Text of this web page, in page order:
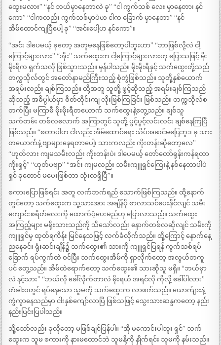
ထွေးမလား” “နင် ဘယ်မှာနေတာလဲ ခု” “ငါ ကွက်သစ် လေး မှာနေတာ၊ နင်
ကော” “ငါကလည်း ကွက်သစ်မှာပဲဟ ငါက ခြောက် မှာနေတာ” “နင်
အိမ်ထောင်ကျပြီပေါ့ ခု” “အင်းပေါ့ဟ နင်ကော”။
“အင်း ဒါပေမယ့် ခုတော့ အတူမနေဖြစ်တော့ပါဘူးဟာ” “ဘာဖြစ်လို့လဲ ငါ့
ကြောင့်များလား” “အိုး” သက်ထွေးက ငါ့ကြောင့်များလားဟု ပြောသဖြင့် မိုး
မိုးရီက ရှက်သလို ဖြစ်သွားသည်။ မှန်ပါသည်။ မိုးမိုးရီနှင့် သက်ထွေးတို့သည်
တက္ကသိုလ်တွင် အတော်နာမည်ကြီးသည့် စုံတွဲဖြစ်သည်။ သူတို့နှစ်ယောက်
အရမ်းလည်း ချစ်ကြသည်။ ထို့အတူ သူတို့ ဖွင့်ဆိုသည့် အရမ်းချစ်ကြသည်
ဆိုသည့် အဓိပ္ပါယ်မှာ စိတ်တိုင်းကျ လိုးဖြစ်ကြခြင်း ဖြစ်သည်။ တက္ကသိုလ်စ
တက်ပြီး မကြာမီ မိုးမိုးရီတယောက် သက်ထွေးနဲ့တွေ့သည်။ ချစ်သူ
သက်တမ်း တစ်လလောက် အကြာတွင် သူတို့ ပွင့်ပွင့်လင်းလင်း ချစ်နေကြပြီ
ဖြစ်သည်။ “စတာပါဟ ငါလည်း အိမ်ထောင်ရေး သိပ်အဆင်မပြေဘူး၊ ခု သား
တယောက်နဲ့ ဗျာများနေရတာပေါ့၊ သားကလည်း ကိုးတန်းဆိုတော့လေ”
“ဟုတ်လား ကျမသမီးလည်း ကိုးတန်းပဲ၊ ဒါပေမယ့် တော်တော်ရုန်းကန်ရတာ
ကိုးရှင့်” “ဟုတ်ပဗျာ” “အင်း ကျမလည်း သမီးကျူရှင်ကြေးနဲ့ နစ်နေတာပါပဲ
ရှင် ခုတောင် မပေးဖြစ်တာ သုံးလရှိပြီ”။
စကားပြောဖြစ်ရင်း အတူ လက်ဘက်ရည် သောက်ဖြစ်ကြသည်။ ထို့နောက်
တွင်တော့ သက်ထွေးက သူ့သားအား အချိန်ပို စာလာသင်ပေးနိုင်လျင် သမီး
ကျောင်းစရိတ်လေးကို ထောက်ပံ့ပေးမည်ဟု ပြောလာသည်။ သက်ထွေး
အကြည့်များ မရိုးသားသည်ကို သိသော်လည်း နောက်တစ်လဆိုလျင် သမီးကို
ကျူရှင်မှ ထုတ်ရကိန်း မြင်နေသဖြင့် လက်ခံလိုက်သည်။ ထို့ကြောင့် နောက်နေ့
ညနေခင်း ရုံးဆင်းချိန်၌ သက်ထွေး၏ သားကို ကျူရှင်ပြရန် ကွက်သစ်ရပ်
ခြောက် ရပ်ကွက်ထဲ ဝင်ပြီး သက်ထွေးအိမ်ကို ရှာလိုက်တော့ အလွယ်တကူ
ပင် တွေ့သည်။ အိမ်ထဲရောက်တော့ သက်ထွေး၏ သားဆိုသူ မရှိ။ “ဘယ်မှာ
လဲ နင့်သား” “ဘယ်လို ခေါ်လိုက်တာလဲ မိုးရယ် အရင်လို ကိုလို့ ခေါ်ပါလား”
တံခါးဝတွင် ရပ်နေသော သူမကို သက်ထွေးက လာဖက်သည်။ ယောက်ျားနဲ့
ကွဲကွာနေသည်မှာ ငါးနှစ်ကျော်လာပြီ ဖြစ်သဖြင့် သွေးသားဆန္ဒကတော့ နည်း
နည်းပြင်းပြပါသည်။
သို့သော်လည်း ခုလိုတော့ မဖြစ်ချင်ပြန်ပါ။ “အို မကောင်းပါဘူး ရှင်” သက်
ထွေးက သူမ စကားကို နားမထောင်ဘဲ သူမနို့ကို နှိုက်ရင်း သူမကို နမ်းသည်။